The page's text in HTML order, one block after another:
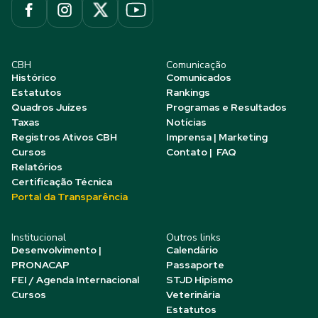
CBH
Histórico
Estatutos
Quadros Juízes
Taxas
Registros Ativos CBH
Cursos
Relatórios
Certificação Técnica
Portal da Transparência
Comunicação
Comunicados
Rankings
Programas e Resultados
Notícias
Imprensa | Marketing
Contato | FAQ
Institucional
Desenvolvimento |
PRONACAP
FEI / Agenda Internacional
Cursos
Outros links
Calendário
Passaporte
STJD Hipismo
Veterinária
Estatutos